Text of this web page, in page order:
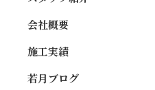
会社概要
施工実績
若月ブログ